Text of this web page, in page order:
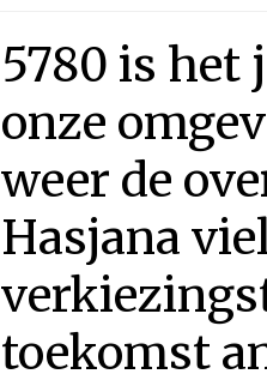
5780 is het
onze
weer de
Hasjana
toekomst